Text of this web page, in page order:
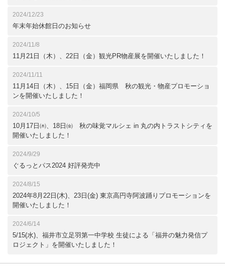
2024/12/23
年末年始休館日のお知らせ
2024/11/8
11月21日（木）、22日（金）観光PR物産展を開催いたしました！
2024/11/11
11月14日（木）、15日（金）福岡県 秋の観光・物産プロモーショ
ンを開催いたしました！
2024/10/5
10月17日㈭、18日㈮ 秋の味覚マルシェ in 丸の内トラストシティを
開催いたしました！
2024/9/29
ぐるっとパス2024 好評発売中
2024/8/15
2024年8月22日(木)、23日(金) 東京高円寺阿波踊りプロモーションを
開催いたしました！
2024/6/14
5/15(水)、福井市立足羽第一中学校 生徒による「福井の魅力発信プ
ロジェクト」を開催いたしました！